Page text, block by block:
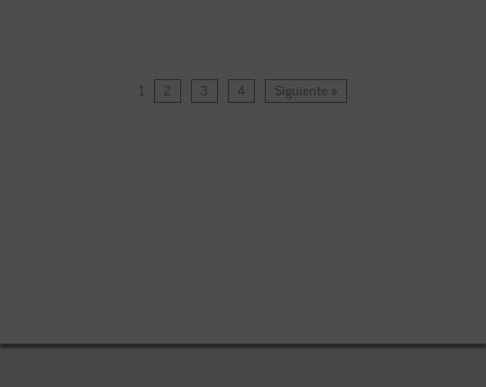
1 2 3 4 Siguiente »